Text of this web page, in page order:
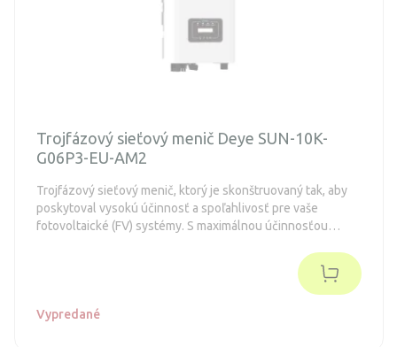
Trojfázový sieťový menič Deye SUN-10K-
G06P3-EU-AM2
Trojfázový sieťový menič, ktorý je skonštruovaný tak, aby
poskytoval vysokú účinnosť a spoľahlivosť pre vaše
fotovoltaické (FV) systémy. S maximálnou účinnosťou
pokročilými funkciami, ako je aplikácia nulového exportu,
aplikácia virtuálneho synchrónneho generátora (VSG) a
Vypredané